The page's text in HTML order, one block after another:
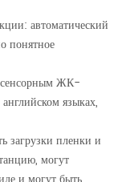
автоматический
понятное
сенсорным ЖК-
языках,
загрузки пленки и
могут